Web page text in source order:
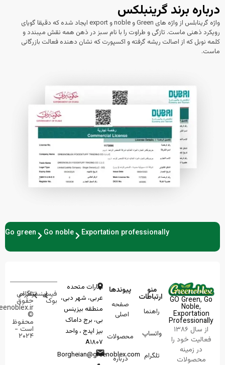
برند گرینبلکس
واژه گرینابلس از واژه های Green و noble و export ایجاد شده که دقیقا گویای
ذهنی ماست. تازگی و طراوت را با نام سبز در ذهن همه نقش میبندد و
نوبل که از اصالت ریشه گرفته و اکسپورت که نشان دهنده فعالت بازرگانی
Go green Go noble Exportation professionally
GO Green, Go
Noble,
Exportation
Professionally
از سال ۱۳۸۶
فعالیت خود را
در زمینه
محصولات
منو
ارتباطات
راهنما
واتساپ
تلگرام
پیوندها
صفحه
اصلی
محصولات
درباره
امارات متحده
عربی، شهر دبی،
منطقه بیزینس
بی، برج داماک
بیز ایدج ، واحد
A۱۸۰۷
Borgheian@greenoblex.com
فیس
بوک
اینستاگرام
تردز
تمامی
حقوق
greenoblex.ir
محفوظ
است -
۲۰۲۴